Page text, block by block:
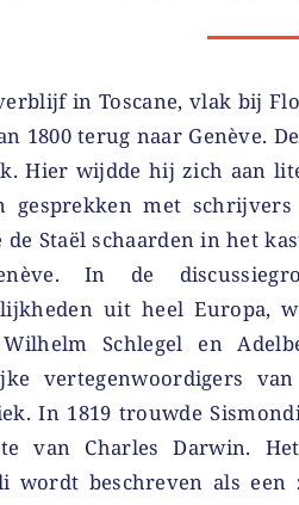
in Toscane, vlak bij
1800 terug naar Genève.
Hier wijdde hij zich aan
gesprekken met
de Staël schaarden in het
In de
uit heel Europa,
Schlegel en
vertegenwoordigers
In 1819 trouwde
van Charles Darwin.
wordt beschreven als een